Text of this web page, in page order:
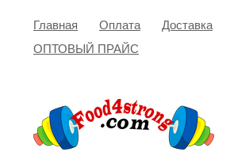
Главная Оплата Доставка
ОПТОВЫЙ ПРАЙС